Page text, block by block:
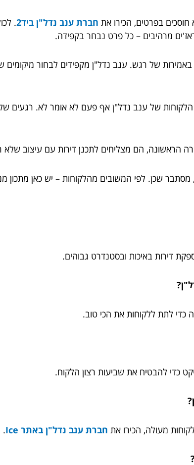
בפרטים, הכירו את חברת ענב נדל"ן ביד2 .
מרהיבים – כל פרט נבחר בקפידה.
של רגש. ענב נדל"ן מקפידים לבחור
הלקוחות של ענב נדל"ן אף פעם לא אומר לא. רגעים
הראשונה, הם מצליחים לתכנן דירות עם עיצוב שלא
שכן. לפי המשובים מהלקוחות – יש כאן מתכון
דירות באיכות ובסטנדרט גבוהים.
כדי לתת ללקוחות את הכי טוב.
כדי להבטיח את שביעות רצון הלקוח.
מעולה, הכירו את חברת ענב נדל"ן באתר Ice .